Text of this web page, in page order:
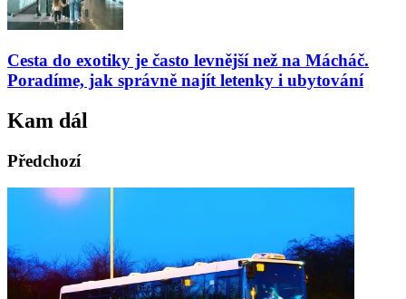
Cesta do exotiky je často levnější než na Mácháč.
Poradíme, jak správně najít letenky i ubytování
Kam dál
Předchozí